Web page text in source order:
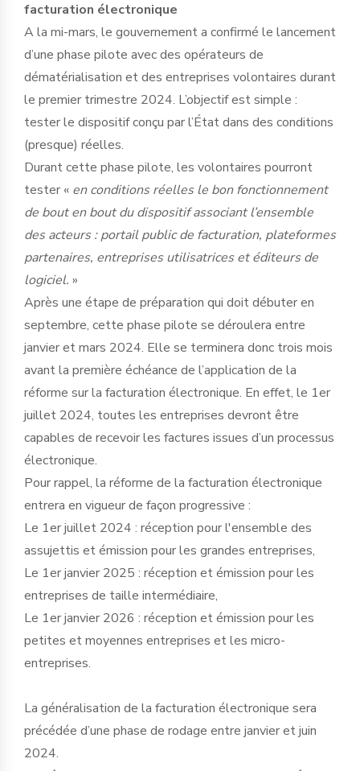
facturation électronique
A la mi-mars, le gouvernement a confirmé le lancement
d’une phase pilote avec des opérateurs de
dématérialisation et des entreprises volontaires durant
le premier trimestre 2024. L’objectif est simple :
tester le dispositif conçu par l’État dans des conditions
(presque) réelles.
Durant cette phase pilote, les volontaires pourront
tester « en conditions réelles le bon fonctionnement
de bout en bout du dispositif associant l’ensemble
des acteurs : portail public de facturation, plateformes
partenaires, entreprises utilisatrices et éditeurs de
logiciel. »
Après une étape de préparation qui doit débuter en
septembre, cette phase pilote se déroulera entre
janvier et mars 2024. Elle se terminera donc trois mois
avant la première échéance de l’application de la
réforme sur la facturation électronique. En effet, le 1er
juillet 2024, toutes les entreprises devront être
capables de recevoir les factures issues d’un processus
électronique.
Pour rappel, la réforme de la facturation électronique
entrera en vigueur de façon progressive :
Le 1er juillet 2024 : réception pour l'ensemble des
assujettis et émission pour les grandes entreprises,
Le 1er janvier 2025 : réception et émission pour les
entreprises de taille intermédiaire,
Le 1er janvier 2026 : réception et émission pour les
petites et moyennes entreprises et les micro-
entreprises.
La généralisation de la facturation électronique sera
précédée d’une phase de rodage entre janvier et juin
2024.